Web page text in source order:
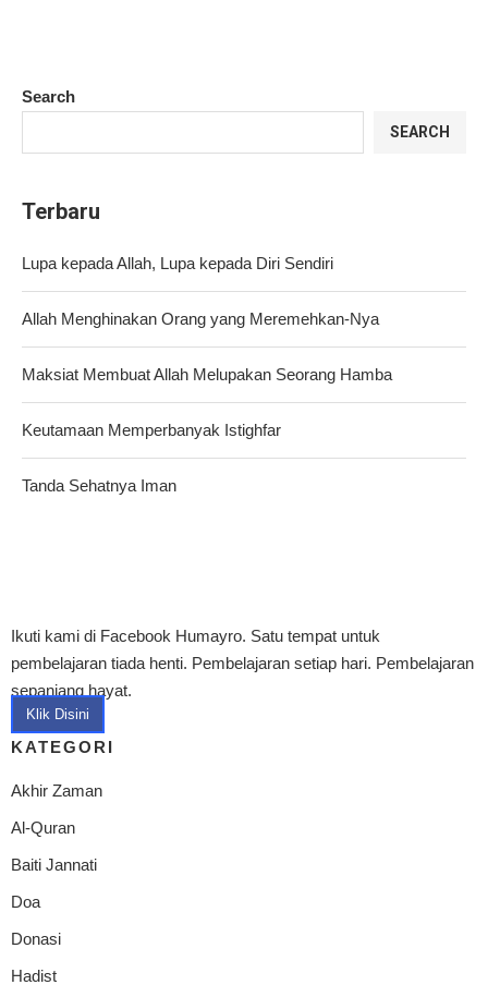
Search
SEARCH
Terbaru
Lupa kepada Allah, Lupa kepada Diri Sendiri
Allah Menghinakan Orang yang Meremehkan-Nya
Maksiat Membuat Allah Melupakan Seorang Hamba
Keutamaan Memperbanyak Istighfar
Tanda Sehatnya Iman
Ikuti kami di Facebook Humayro. Satu tempat untuk
pembelajaran tiada henti. Pembelajaran setiap hari. Pembelajaran
sepanjang hayat.
Klik Disini
KATEGORI
Akhir Zaman
Al-Quran
Baiti Jannati
Doa
Donasi
Hadist